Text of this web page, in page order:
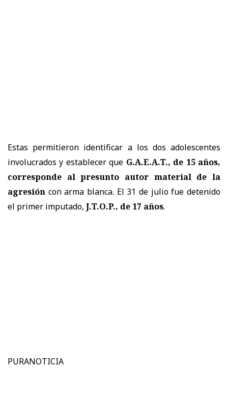
Estas permitieron identificar a los dos adolescentes
involucrados y establecer que G.A.E.A.T., de 15 años,
corresponde al presunto autor material de la
agresión con arma blanca. El 31 de julio fue detenido
el primer imputado, J.T.O.P., de 17 años.
PURANOTICIA